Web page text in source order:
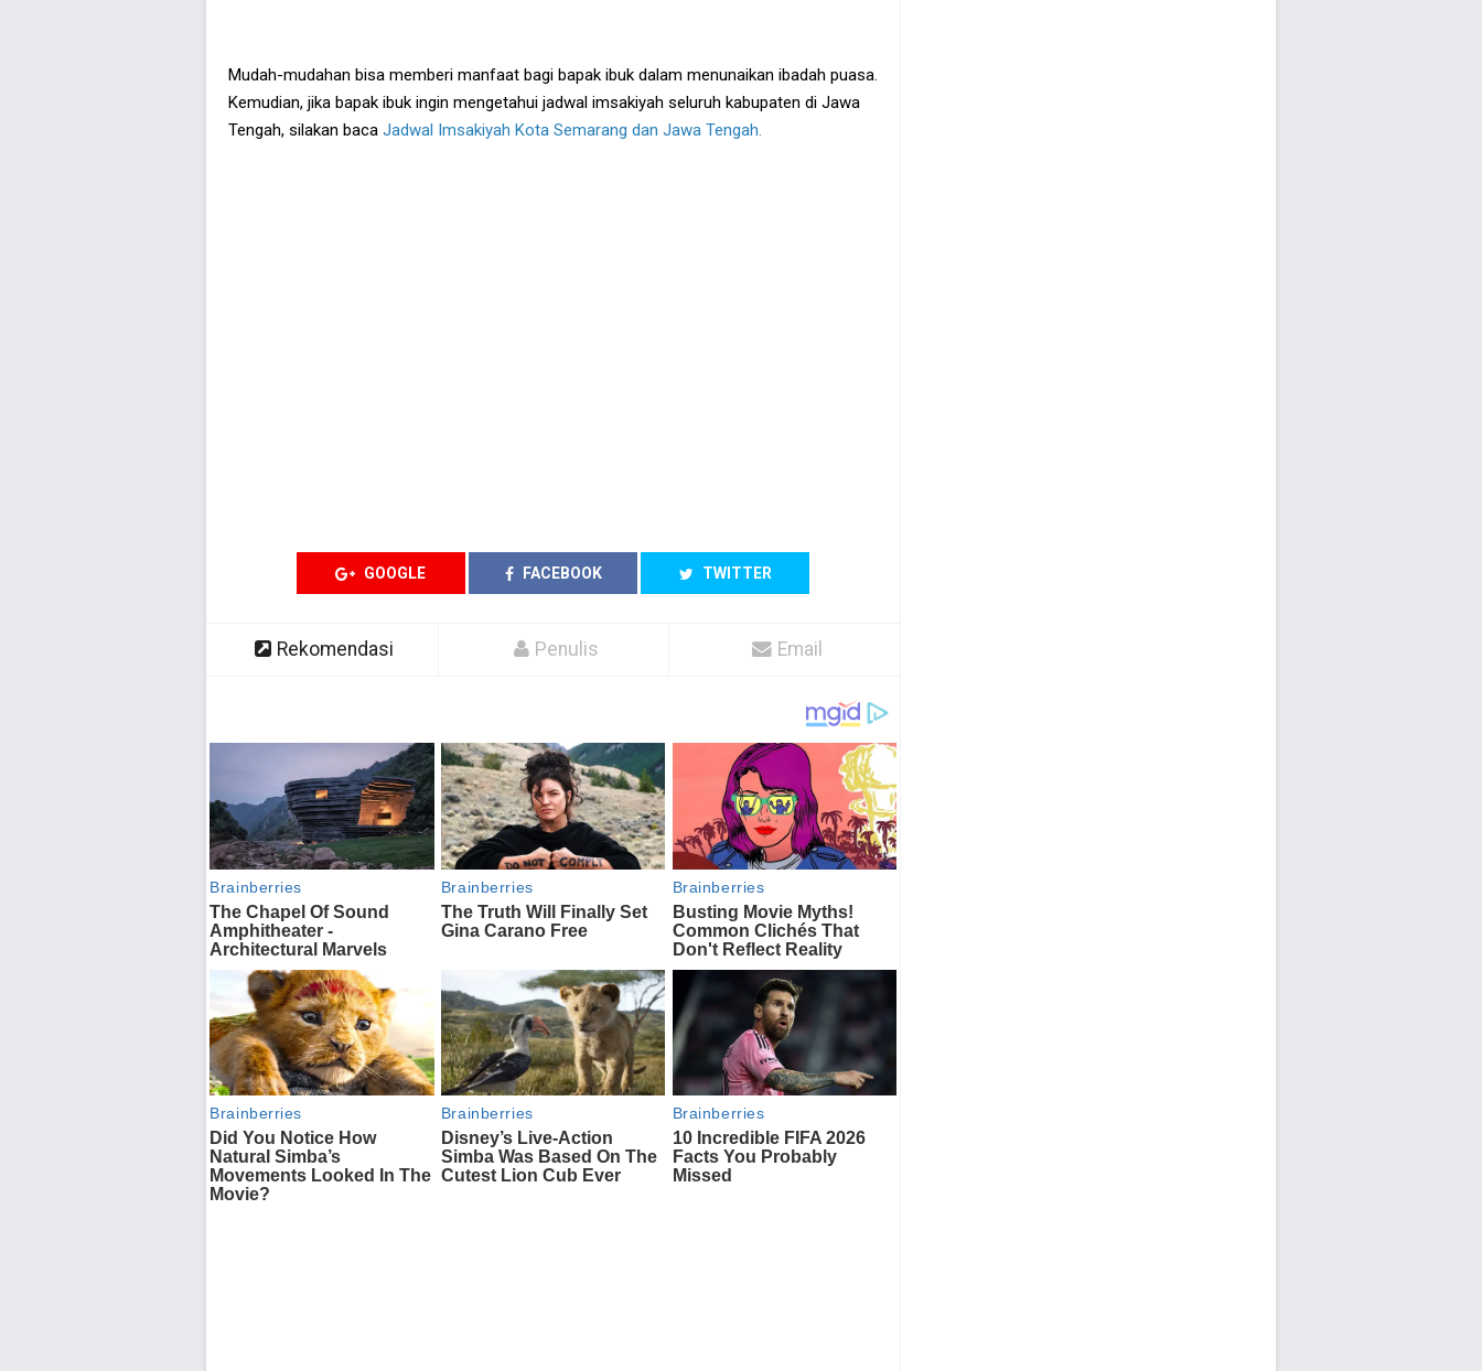
Mudah-mudahan bisa memberi manfaat bagi bapak ibuk dalam menunaikan ibadah puasa.
Kemudian, jika bapak ibuk ingin mengetahui jadwal imsakiyah seluruh kabupaten di Jawa
Tengah, silakan baca Jadwal Imsakiyah Kota Semarang dan Jawa Tengah.
GOOGLE FACEBOOK TWITTER
Rekomendasi Penulis Email